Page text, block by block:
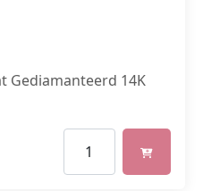
Gediamanteerd 14K